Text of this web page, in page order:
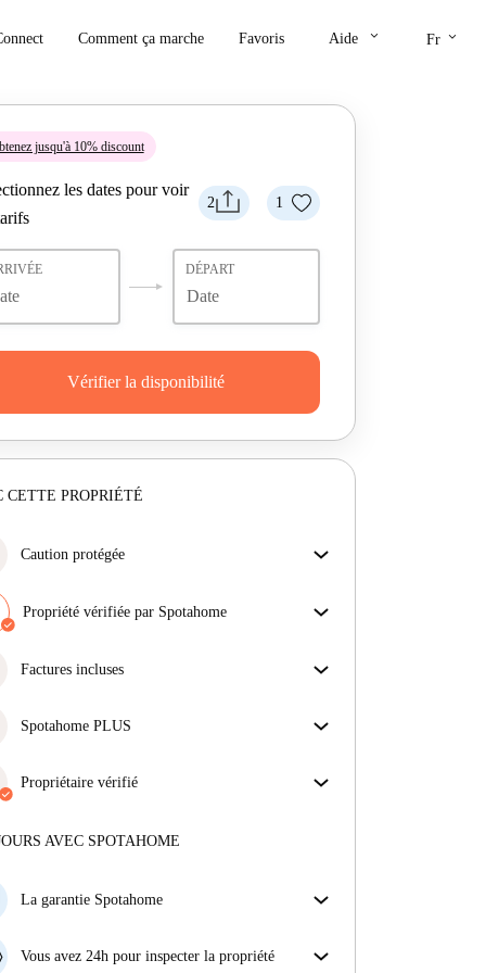
Comment ça marche Favoris Aide keyboard_arrow_down Fr keyboard_arrow_down
jusqu'à 10% discount
2 1
les dates pour voir
DÉPART
Vérifier la disponibilité
CETTE PROPRIÉTÉ
Caution protégée
propriétaire ne procède pas au remboursement de
votre cation, nous nous en chargerons.
Propriété vérifiée par Spotahome
obtiens exactement ce que tu vois dans l'annonce.
Factures incluses
incluses, couvrant le loyer et les services pour une
Spotahome PLUS
pour nos locataires en offrant l'accès aux normes de
sécurité les plus élevées et un soutien supplémentaire
Propriétaire vérifié
Plus d'informations sur ce propriétaire
AVEC SPOTAHOME
La garantie Spotahome
préavis, nous allons soit (A) vous payer une chambre
Vous avez 24h pour inspecter la propriété